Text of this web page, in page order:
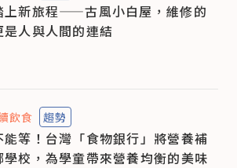
上新旅程——古風小白屋，維修的
人與人間的連結
飲食 趨勢
等！台灣「食物銀行」將營養補
校，為學童帶來營養均衡的美味